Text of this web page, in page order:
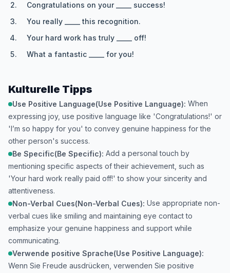
Congratulations on your _____ success!
You really _____ this recognition.
Your hard work has truly _____ off!
What a fantastic _____ for you!
Kulturelle Tipps
Use Positive Language(Use Positive Language): When
expressing joy, use positive language like 'Congratulations!' or
'I’m so happy for you' to convey genuine happiness for the
other person's success.
Be Specific(Be Specific): Add a personal touch by
mentioning specific aspects of their achievement, such as
'Your hard work really paid off!' to show your sincerity and
attentiveness.
Non-Verbal Cues(Non-Verbal Cues): Use appropriate non-
verbal cues like smiling and maintaining eye contact to
emphasize your genuine happiness and support while
communicating.
Verwende positive Sprache(Use Positive Language):
Wenn Sie Freude ausdrücken, verwenden Sie positive